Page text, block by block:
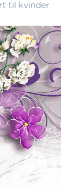
til kvinder